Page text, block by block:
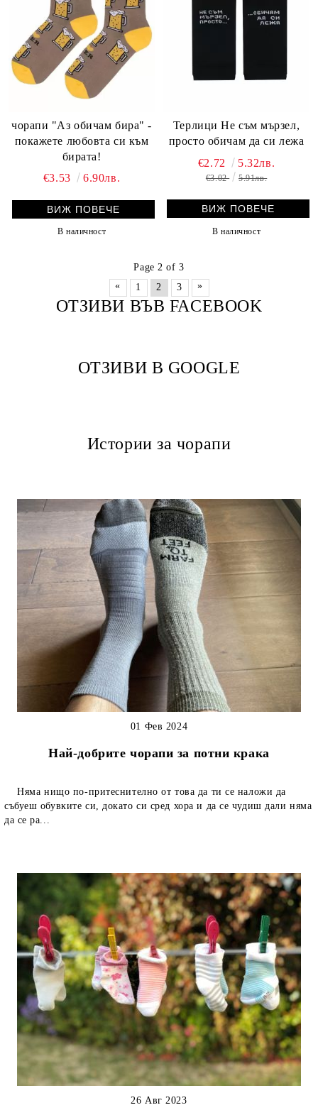
чорапи "Аз обичам бира" -
покажете любовта си към
бирата!
€3.53
6.90лв.
ВИЖ ПОВЕЧЕ
В наличност
Терлици Не съм мързел,
просто обичам да си лежа
€2.72 5.32лв.
€3.02 5.91лв.
ВИЖ ПОВЕЧЕ
В наличност
Page 2 of 3
«
1 2 3 »
ОТЗИВИ ВЪВ FACEBOOK
ОТЗИВИ В GOOGLE
Истории за чорапи
Най-добрите чорапи за потни крака
01 Фев 2024
Няма нищо по-притеснително от това да ти се наложи да
събуеш обувките си, докато си сред хора и да се чудиш дали няма
да се ра...
26 Авг 2023